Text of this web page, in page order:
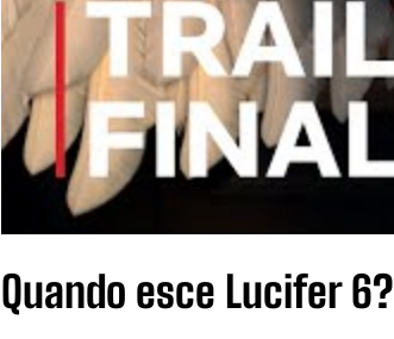
Quando esce Lucifer 6?